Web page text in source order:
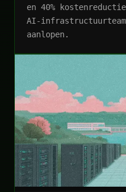
en 40%
AI-
aanlopen.